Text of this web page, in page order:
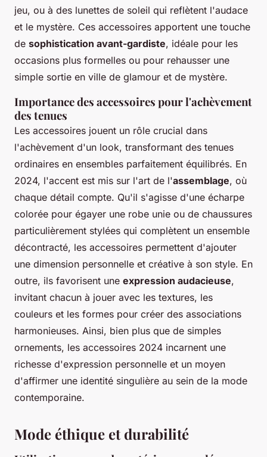
jeu, ou à des lunettes de soleil qui reflètent l'audace
et le mystère. Ces accessoires apportent une touche
de sophistication avant-gardiste, idéale pour les
occasions plus formelles ou pour rehausser une
simple sortie en ville de glamour et de mystère.
Importance des accessoires pour l'achèvement
des tenues
Les accessoires jouent un rôle crucial dans
l'achèvement d'un look, transformant des tenues
ordinaires en ensembles parfaitement équilibrés. En
2024, l'accent est mis sur l'art de l'assemblage, où
chaque détail compte. Qu'il s'agisse d'une écharpe
colorée pour égayer une robe unie ou de chaussures
particulièrement stylées qui complètent un ensemble
décontracté, les accessoires permettent d'ajouter
une dimension personnelle et créative à son style. En
outre, ils favorisent une expression audacieuse,
invitant chacun à jouer avec les textures, les
couleurs et les formes pour créer des associations
harmonieuses. Ainsi, bien plus que de simples
ornements, les accessoires 2024 incarnent une
richesse d'expression personnelle et un moyen
d'affirmer une identité singulière au sein de la mode
contemporaine.
Mode éthique et durabilité